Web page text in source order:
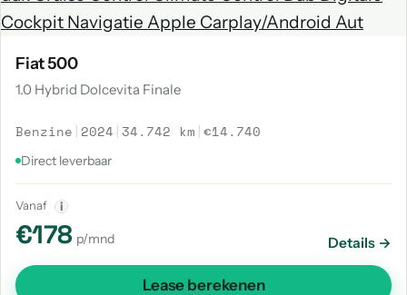
Fiat 500
1.0 Hybrid Dolcevita Finale
Benzine | 2024 | 34.742 km |€14.740
Direct leverbaar
Vanaf i
€178 p/mnd Details →
Lease berekenen